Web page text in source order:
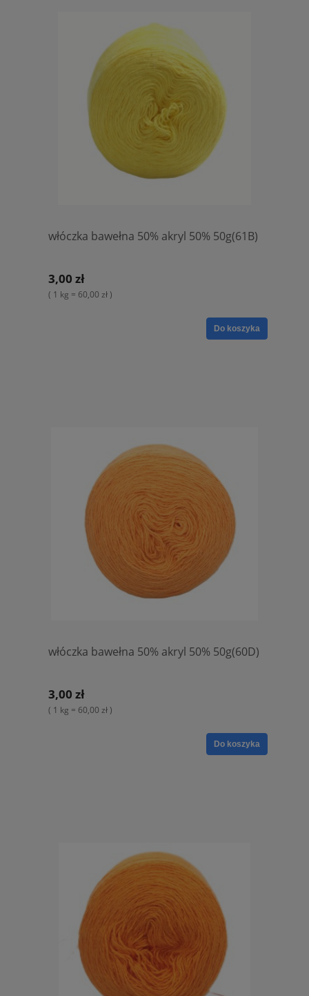
włóczka bawełna 50% akryl 50% 50g(61B)
3,00 zł
( 1 kg = 60,00 zł )
Do koszyka
włóczka bawełna 50% akryl 50% 50g(60D)
3,00 zł
( 1 kg = 60,00 zł )
Do koszyka